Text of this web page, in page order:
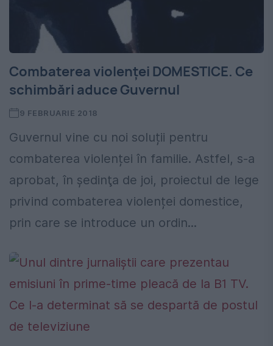
Combaterea violenței DOMESTICE. Ce
schimbări aduce Guvernul
9 FEBRUARIE 2018
Guvernul vine cu noi soluții pentru
combaterea violenței în familie. Astfel, s-a
aprobat, în şedinţa de joi, proiectul de lege
privind combaterea violenței domestice,
prin care se introduce un ordin...